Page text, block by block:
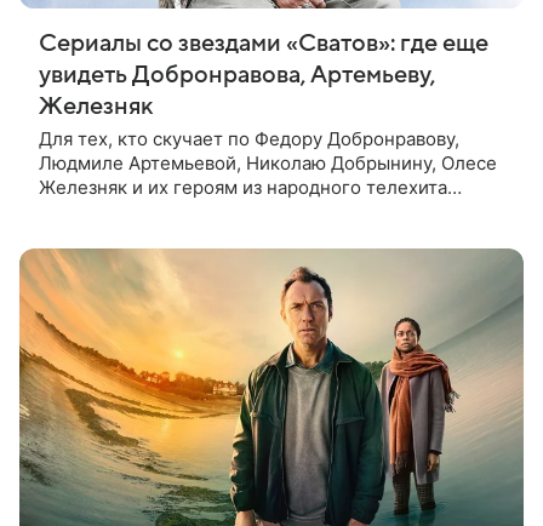
Сериалы со звездами «Сватов»: где еще
увидеть Добронравова, Артемьеву,
Железняк
Для тех, кто скучает по Федору Добронравову,
Людмиле Артемьевой, Николаю Добрынину, Олесе
Железняк и их героям из народного телехита
онлайн